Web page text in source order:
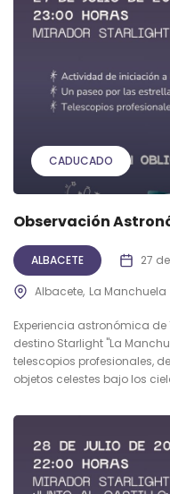
CADUCADO
Observación
ALBACETE 27
Albacete La Manchuela
Experiencia astronómica
destino Starlight "La
telescopios profesionales,
objetos celestes bajo los